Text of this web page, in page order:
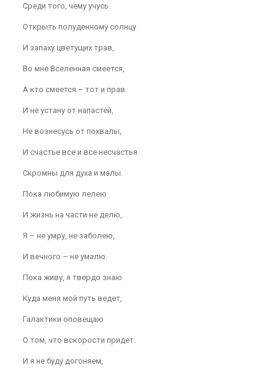
Среди того, чему учусь.
Открыть полуденному солнцу
И запаху цветущих трав,
Во мне Вселенная смеется,
А кто смеется – тот и прав.
И не устану от напастей,
Не вознесусь от похвалы,
И счастье все и все несчастья
Скромны для духа и малы.
Пока любимую лелею
И жизнь на части не делю,
Я – не умру, не заболею,
И вечного – не умалю.
Пока живу, я твердо знаю
Куда меня мой путь ведет,
Галактики оповещаю
О том, что вскорости придет.
И я не буду догоняем,